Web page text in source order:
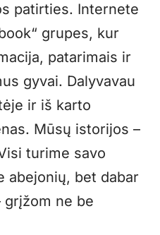
patirties. Internete
grupes, kur
patarimais ir
gyvai. Dalyvavau
ir iš karto
Mūsų istorijos –
turime savo
abejonių, bet dabar
grįžom ne be